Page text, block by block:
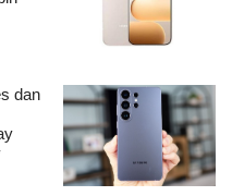
dan